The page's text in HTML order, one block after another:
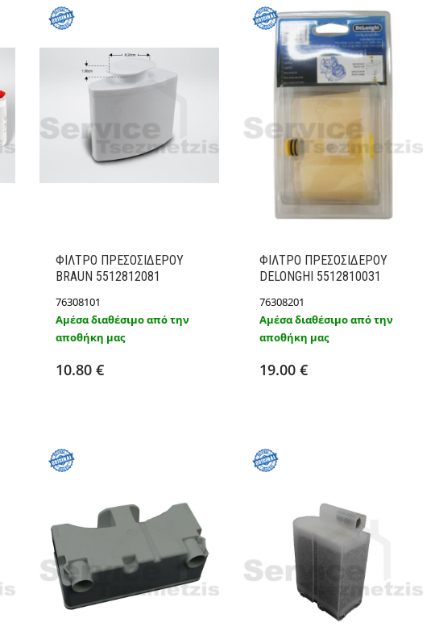
ΦΙΛΤΡΟ ΠΡΕΣΟΣΙΔΕΡΟΥ
BRAUN 5512812081
76308101
Αμέσα διαθέσιμο από την
αποθήκη μας
10.80 €
Προσθήκη στο καλάθι
ΦΙΛΤΡΟ ΠΡΕΣΟΣΙΔΕΡΟΥ
DELONGHI 5512810031
76308201
Αμέσα διαθέσιμο από την
αποθήκη μας
19.00 €
Προσθήκη στο καλάθι